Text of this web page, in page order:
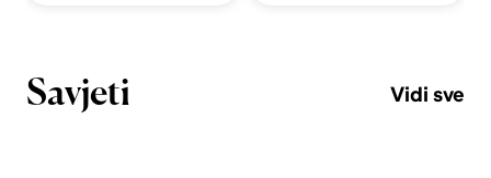
Savjeti Vidi sve